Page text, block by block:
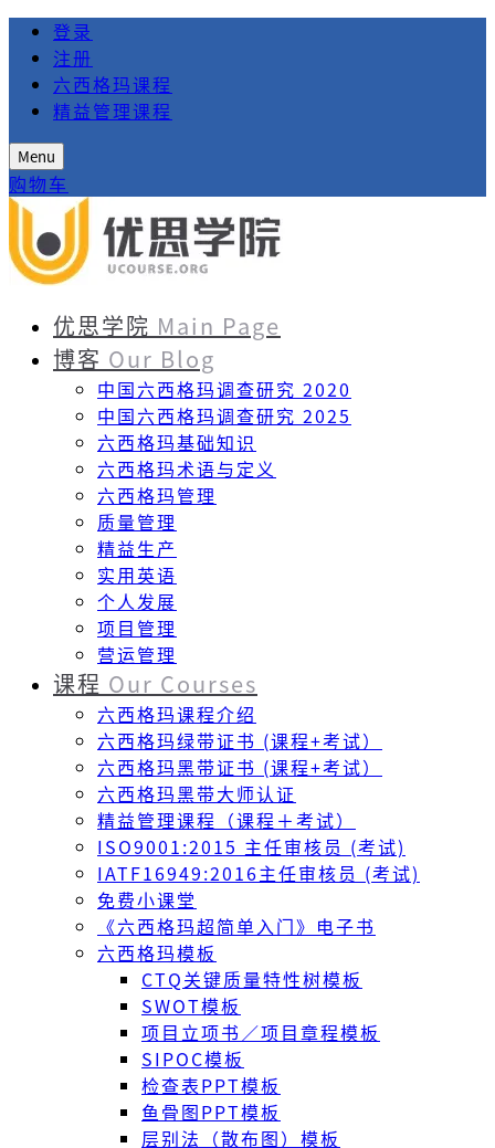
登录
注册
六西格玛课程
精益管理课程
Menu
购物车
优思学院 Main Page
博客 Our Blog
中国六西格玛调查研究 2020
中国六西格玛调查研究 2025
六西格玛基础知识
六西格玛术语与定义
六西格玛管理
质量管理
精益生产
实用英语
个人发展
项目管理
营运管理
课程 Our Courses
六西格玛课程介绍
六西格玛绿带证书 (课程+考试）
六西格玛黑带证书 (课程+考试）
六西格玛黑带大师认证
精益管理课程（课程＋考试）
ISO9001:2015 主任审核员 (考试)
IATF16949:2016主任审核员 (考试)
免费小课堂
《六西格玛超简单入门》电子书
六西格玛模板
CTQ关键质量特性树模板
SWOT模板
项目立项书／项目章程模板
SIPOC模板
检查表PPT模板
鱼骨图PPT模板
层别法（散布图）模板